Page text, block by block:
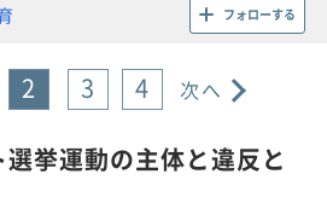
フォローする
2 3 4 次へ
挙運動の主体と違反と